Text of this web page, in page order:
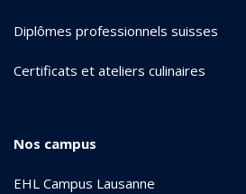
Diplômes professionnels suisses
Certificats et ateliers culinaires
Nos campus
EHL Campus Lausanne